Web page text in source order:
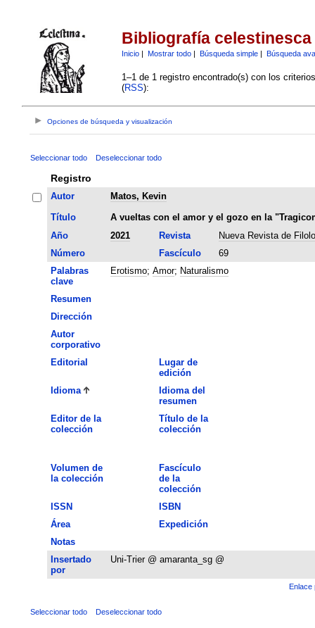
Bibliografía celestinesca
Inicio| Mostrar todo| Búsqueda simple| Búsqueda
1–1 de 1 registro encontrado(s) con los
(RSS):
Opciones de búsqueda y visualización
Seleccionar todo Deseleccionar todo
Registro
Autor
Matos, Kevin
Título
A vueltas con el amor y el gozo en la
Año
2021 Revista
Nueva Revista de
Número
Fascículo
69
Palabras
clave
Erotismo; Amor; Naturalismo
Resumen
Dirección
Autor
corporativo
Editorial
Lugar de
edición
Idioma
Idioma del
resumen
Editor de la
colección
Título de la
colección
Volumen de
la colección
Fascículo
de la
colección
ISSN
ISBN
Área
Expedición
Notas
Insertado
por
Uni-Trier @ amaranta_sg @
Enlace
Seleccionar todo Deseleccionar todo